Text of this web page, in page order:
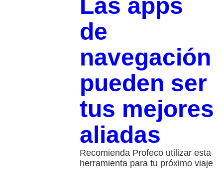
Las apps
de
navegación
pueden ser
tus mejores
aliadas
Recomienda Profeco utilizar esta
herramienta para tu próximo viaje